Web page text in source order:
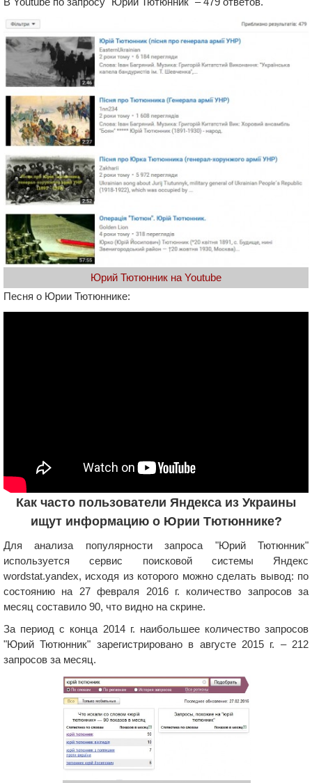
Юрий Тютюнник на Youtube
Песня о Юрии Тютюннике:
Как часто пользователи Яндекса из Украины
ищут информацию о Юрии Тютюннике?
Для анализа популярности запроса "Юрий Тютюнник"
используется сервис поисковой системы Яндекс
wordstat.yandex, исходя из которого можно сделать вывод: по
состоянию на 27 февраля 2016 г. количество запросов за
месяц составило 90, что видно на скрине.
За период с конца 2014 г. наибольшее количество запросов
"Юрий Тютюнник" зарегистрировано в августе 2015 г. – 212
запросов за месяц.